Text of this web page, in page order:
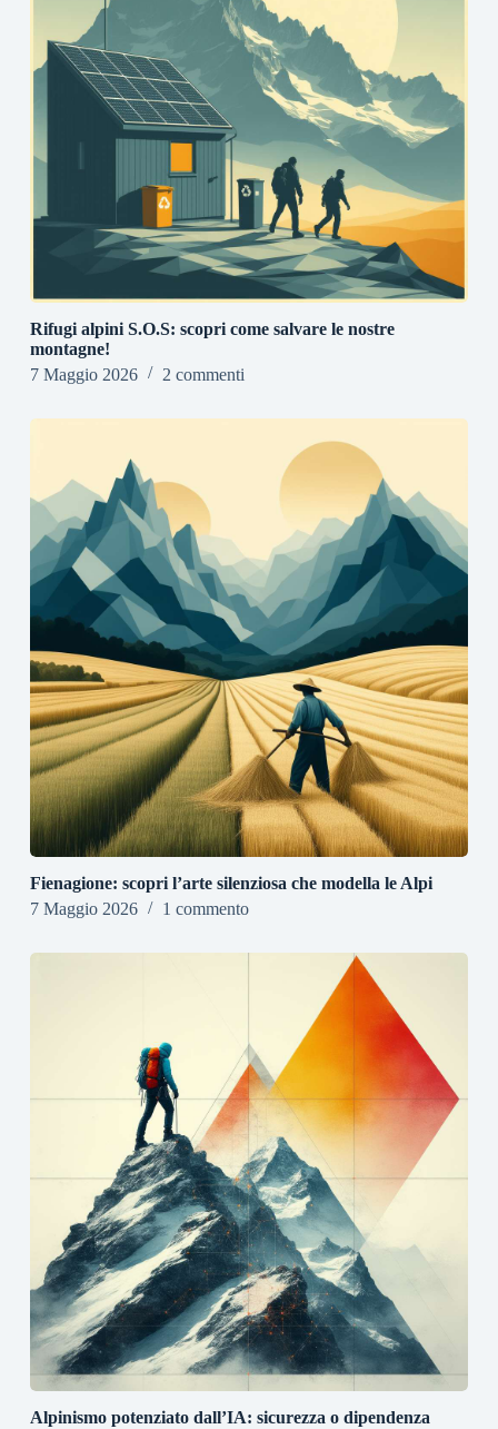
Rifugi alpini S.O.S: scopri come salvare le nostre
montagne!
7 Maggio 2026
2 commenti
Fienagione: scopri l’arte silenziosa che modella le Alpi
7 Maggio 2026
1 commento
Alpinismo potenziato dall’IA: sicurezza o dipendenza